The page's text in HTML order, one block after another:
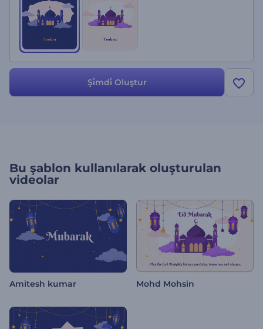
Şi̇mdi̇ Oluştur
Bu şablon kullanılarak oluşturulan
videolar
Amitesh kumar Mohd Mohsin